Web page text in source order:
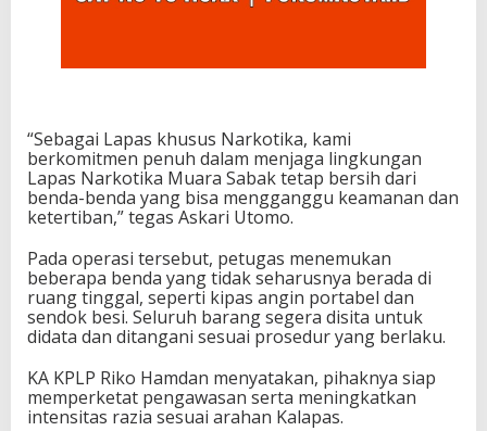
“Sebagai Lapas khusus Narkotika, kami
berkomitmen penuh dalam menjaga lingkungan
Lapas Narkotika Muara Sabak tetap bersih dari
benda-benda yang bisa mengganggu keamanan dan
ketertiban,” tegas Askari Utomo.
Pada operasi tersebut, petugas menemukan
beberapa benda yang tidak seharusnya berada di
ruang tinggal, seperti kipas angin portabel dan
sendok besi. Seluruh barang segera disita untuk
didata dan ditangani sesuai prosedur yang berlaku.
KA KPLP Riko Hamdan menyatakan, pihaknya siap
memperketat pengawasan serta meningkatkan
intensitas razia sesuai arahan Kalapas.